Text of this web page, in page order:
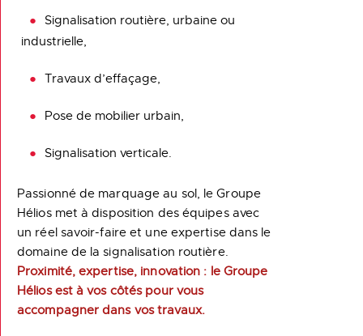
Signalisation routière, urbaine ou
industrielle,
Travaux d’effaçage,
Pose de mobilier urbain,
Signalisation verticale.
Passionné de marquage au sol, le Groupe
Hélios met à disposition des équipes avec
un réel savoir-faire et une expertise dans le
domaine de la signalisation routière.
Proximité, expertise, innovation : le Groupe
Hélios est à vos côtés pour vous
accompagner dans vos travaux.